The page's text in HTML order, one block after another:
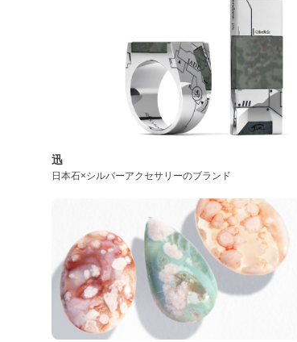
迅
日本石×シルバーアクセサリーのブランド